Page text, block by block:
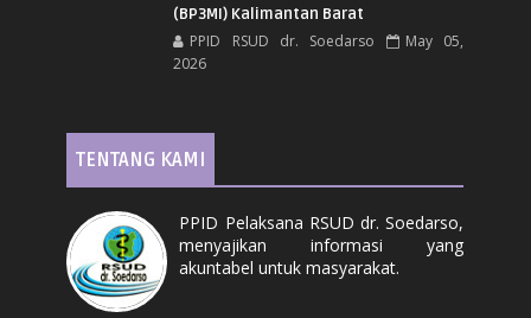
(BP3MI) Kalimantan Barat
PPID RSUD dr. Soedarso
May 05,
2026
TENTANG KAMI
PPID Pelaksana RSUD dr. Soedarso,
menyajikan informasi yang
akuntabel untuk masyarakat.